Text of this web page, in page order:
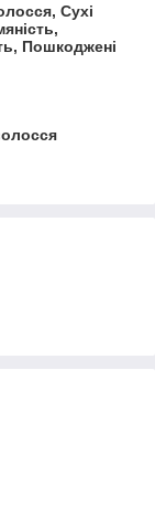
Сухі
Пошкоджені